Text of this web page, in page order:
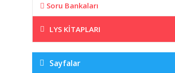
Soru Bankaları
LYS KITAPLARI
Sayfalar